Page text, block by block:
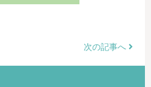
次の記事へ